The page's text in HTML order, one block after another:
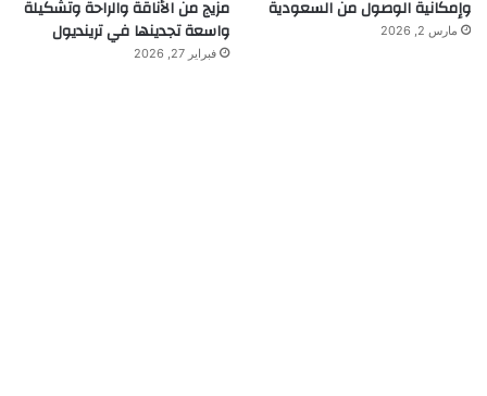
وإمكانية الوصول من السعودية
مارس 2, 2026
مزيج من الأناقة والراحة وتشكيلة
واسعة تجدينها في ترينديول
فبراير 27, 2026